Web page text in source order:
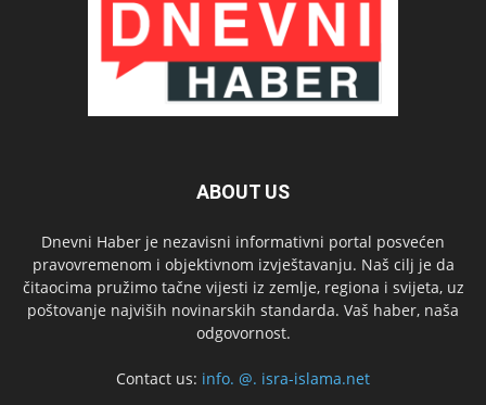
ABOUT US
Dnevni Haber je nezavisni informativni portal posvećen
pravovremenom i objektivnom izvještavanju. Naš cilj je da
čitaocima pružimo tačne vijesti iz zemlje, regiona i svijeta, uz
poštovanje najviših novinarskih standarda. Vaš haber, naša
odgovornost.
Contact us: info. @. isra-islama.net